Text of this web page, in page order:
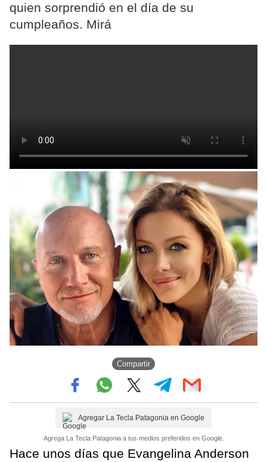
quien sorprendió en el día de su
cumpleaños. Mirá
Compartir
Agregar La Tecla Patagonia en Google
Agrega La Tecla Patagonia a tus medios preferidos en Google.
Hace unos días que Evangelina Anderson